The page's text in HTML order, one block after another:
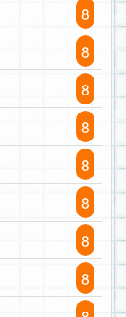
8
8
8
8
8
8
8
8